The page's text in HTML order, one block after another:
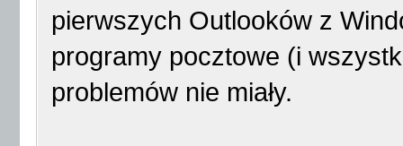
pierwszych Outlooków z
programy pocztowe (i
problemów nie miały.